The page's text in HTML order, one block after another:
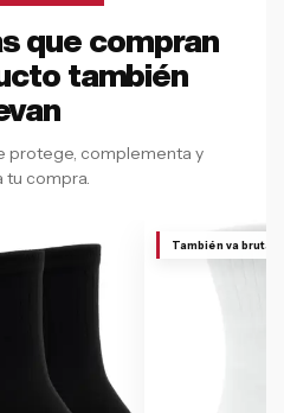
que compran
también
protege, complementa y
tu compra.
También va brutal